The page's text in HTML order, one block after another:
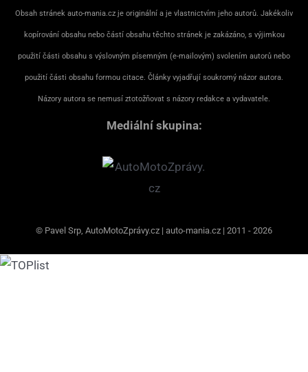
Obsah stránek auto-mania.cz je originální a je vlastnictvím jeho autorů. Jakékoliv
kopírování obsahu nebo částí obsahu těchto stránek je zakázáno, s výjimkou
použití části obsahu s výslovným písemným (e-mailovým) svolením autorů nebo
použití části obsahu formou citace. Články vyjadřují soukromý názor autora.
Názory autora se nemusí ztotožňovat s názory redakce a vydavatele.
Mediální skupina:
© Pavel Srp, AutoMotoZprávy.cz | auto-mania.cz | 2011 - 2026